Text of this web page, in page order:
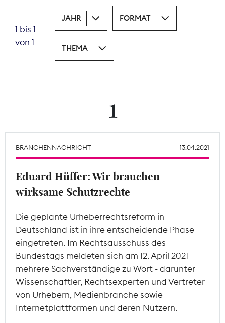
Theodor-Wolff-Preis
1 bis 1
von 1
JAHR FORMAT
THEMA
1
BRANCHENNACHRICHT 13.04.2021
Eduard Hüffer: Wir brauchen
wirksame Schutzrechte
Die geplante Urheberrechtsreform in
Deutschland ist in ihre entscheidende Phase
eingetreten. Im Rechtsausschuss des
Bundestags meldeten sich am 12. April 2021
mehrere Sachverständige zu Wort - darunter
Wissenschaftler, Rechtsexperten und Vertreter
von Urhebern, Medienbranche sowie
Internetplattformen und deren Nutzern.